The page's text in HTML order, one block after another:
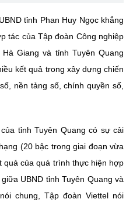
tỉnh Phan Huy Ngọc khẳng
tác của Tập đoàn Công nghiệp
Giang và tỉnh Tuyên Quang
kết quả trong xây dựng chiến
nền tảng số, chính quyền số,
tỉnh Tuyên Quang có sự cải
(20 bậc trong giai đoạn vừa
của quá trình thực hiện hợp
UBND tỉnh Tuyên Quang và
chung, Tập đoàn Viettel nói